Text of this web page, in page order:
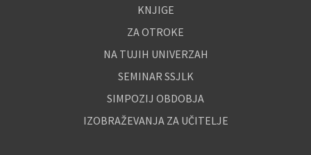
KNJIGE
ZA OTROKE
NA TUJIH UNIVERZAH
SEMINAR SSJLK
SIMPOZIJ OBDOBJA
IZOBRAŽEVANJA ZA UČITELJE